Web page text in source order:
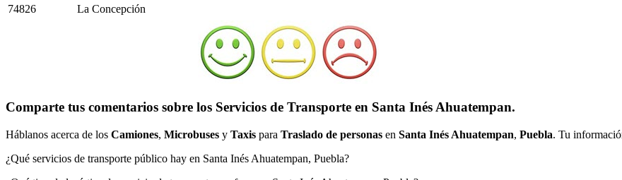
74826
La Concepción
Comparte tus comentarios sobre los Servicios de Transporte en Santa Inés Ahuatempan.
Háblanos acerca de los Camiones, Microbuses y Taxis para Traslado de personas en Santa Inés Ahuatempan, Puebla. Tu
¿Qué servicios de transporte público hay en Santa Inés Ahuatempan, Puebla?